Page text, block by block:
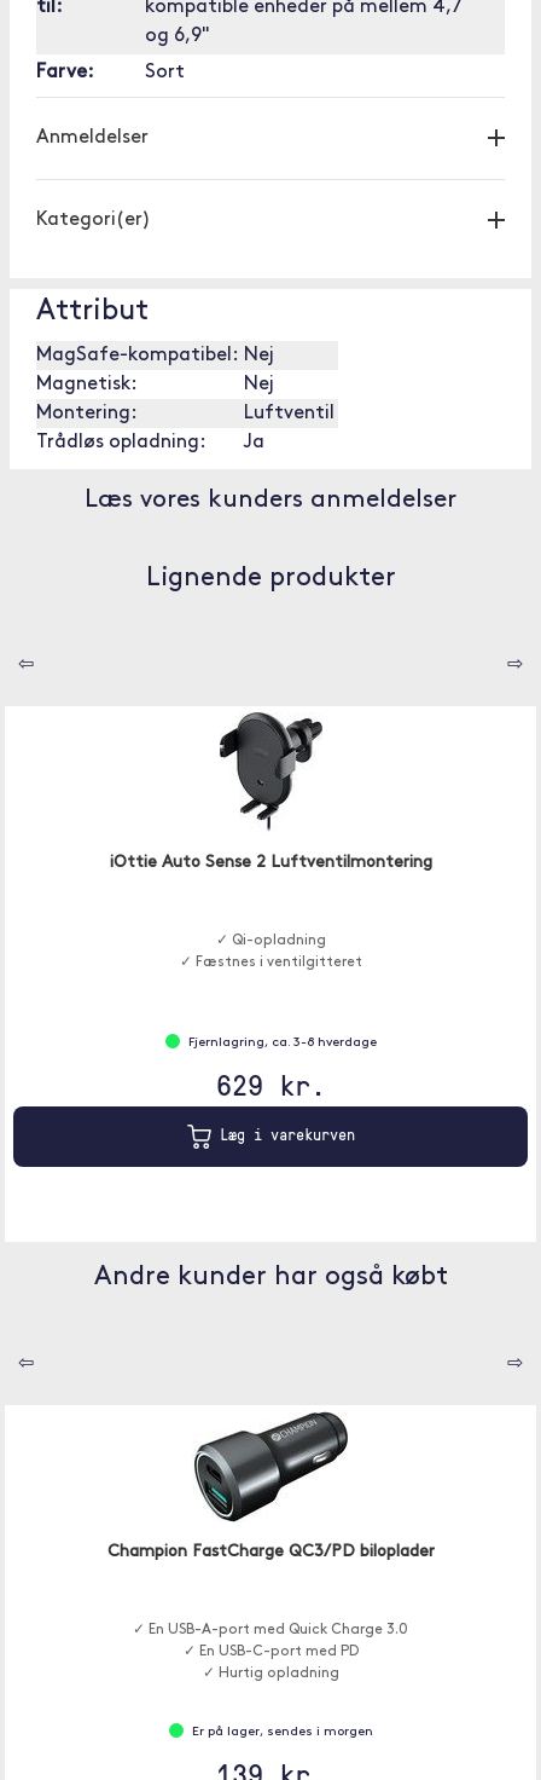
til:
kompatible enheder på mellem 4,7
og 6,9"
Farve:
Sort
Anmeldelser
Kategori(er)
Attribut
MagSafe-kompatibel: Nej
Magnetisk:
Nej
Montering:
Luftventil
Trådløs opladning:
Ja
Læs vores kunders anmeldelser
Lignende produkter
⇦ ⇨
iOttie Auto Sense 2 Luftventilmontering
✓ Qi-opladning
✓ Fæstnes i ventilgitteret
Fjernlagring, ca. 3-8 hverdage
629 kr.
Læg i varekurven
Andre kunder har også købt
⇦ ⇨
Champion FastCharge QC3/PD biloplader
✓ En USB-A-port med Quick Charge 3.0
✓ En USB-C-port med PD
✓ Hurtig opladning
Er på lager, sendes i morgen